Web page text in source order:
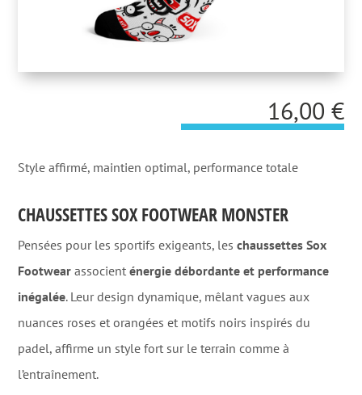
16,00 €
Style affirmé, maintien optimal, performance totale
CHAUSSETTES SOX FOOTWEAR MONSTER
Pensées pour les sportifs exigeants, leschaussettes Sox
Footwear associenténergie débordante et performance
inégalée. Leur design dynamique, mêlant vagues aux
nuances roses et orangées et motifs noirs inspirés du
padel, affirme un style fort sur le terrain comme à
l’entraînement.